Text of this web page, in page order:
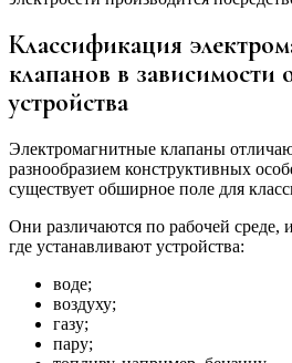
Классификация
клапанов в зависимости
устройства
Электромагнитные клапаны
разнообразием конструктивных
существует обширное поле для
Они различаются по рабочей среде,
где устанавливают устройства:
воде;
воздуху;
газу;
пару;